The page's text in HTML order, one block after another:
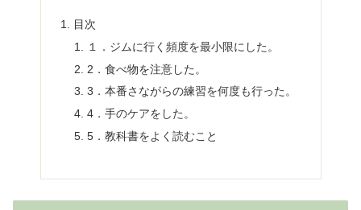
目次
１．ジムに行く頻度を最小限にした。
2．食べ物を注意した。
3．本番さながらの練習を何度も行った。
4．手のケアをした。
5．教科書をよく読むこと